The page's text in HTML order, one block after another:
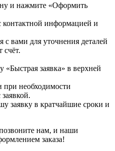
и нажмите «Оформить
контактной информацией и
с вами для уточнения деталей
счёт.
заявка» в верхней
при необходимости
заявку в кратчайшие сроки и
нам, и наши
заказа!